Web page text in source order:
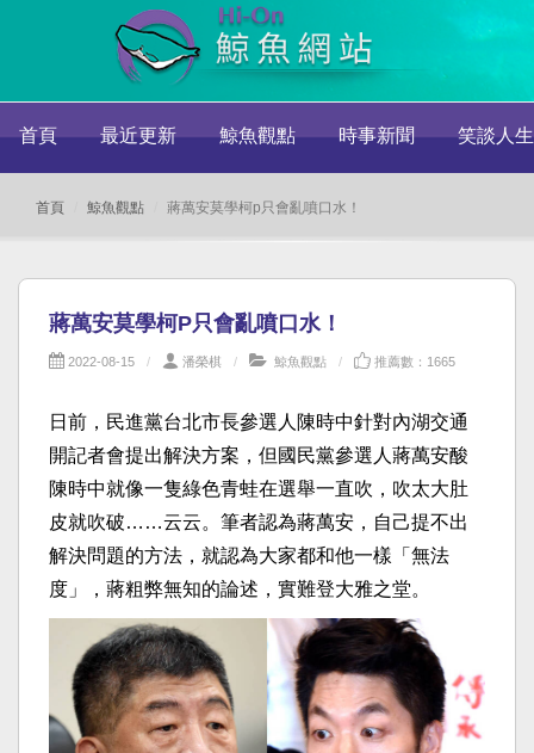
首頁 最近更新 鯨魚觀點 時事新聞 笑談人生
首頁 鯨魚觀點 蔣萬安莫學柯p只會亂噴口水！
蔣萬安莫學柯P只會亂噴口水！
2022-08-15 潘榮棋 鯨魚觀點 推薦數：1665
日前，民進黨台北市長參選人陳時中針對內湖交通
開記者會提出解決方案，但國民黨參選人蔣萬安酸
陳時中就像一隻綠色青蛙在選舉一直吹，吹太大肚
皮就吹破……云云。筆者認為蔣萬安，自己提不出
解決問題的方法，就認為大家都和他一樣「無法
度」，蔣粗弊無知的論述，實難登大雅之堂。